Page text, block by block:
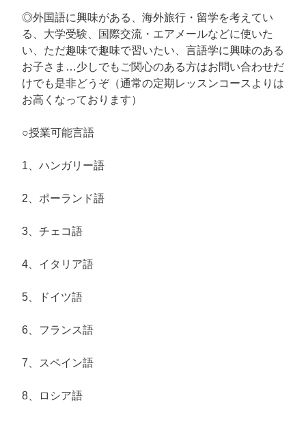
◎外国語に興味がある、海外旅行・留学を考えてい
る、大学受験、国際交流・エアメールなどに使いた
い、ただ趣味で趣味で習いたい、言語学に興味のある
お子さま…少しでもご関心のある方はお問い合わせだ
けでも是非どうぞ（通常の定期レッスンコースよりは
お高くなっております）
○授業可能言語
1、ハンガリー語
2、ポーランド語
3、チェコ語
4、イタリア語
5、ドイツ語
6、フランス語
7、スペイン語
8、ロシア語